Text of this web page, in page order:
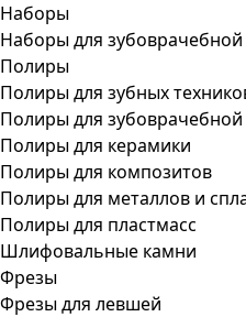
Наборы
Наборы для зубоврачебной
Полиры
Полиры для зубных
Полиры для зубоврачебной
Полиры для керамики
Полиры для композитов
Полиры для металлов и
Полиры для пластмасс
Шлифовальные камни
Фрезы
Фрезы для левшей